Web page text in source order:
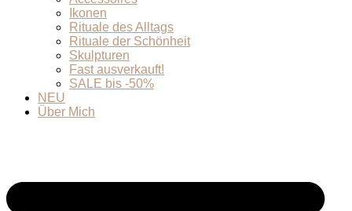
Ikonen
Rituale des Alltags
Rituale der Schönheit
Skulpturen
Fast ausverkauft!
SALE bis -50%
NEU
Über Mich